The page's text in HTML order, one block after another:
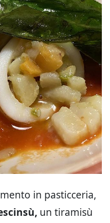
in pasticceria,
un tiramisù